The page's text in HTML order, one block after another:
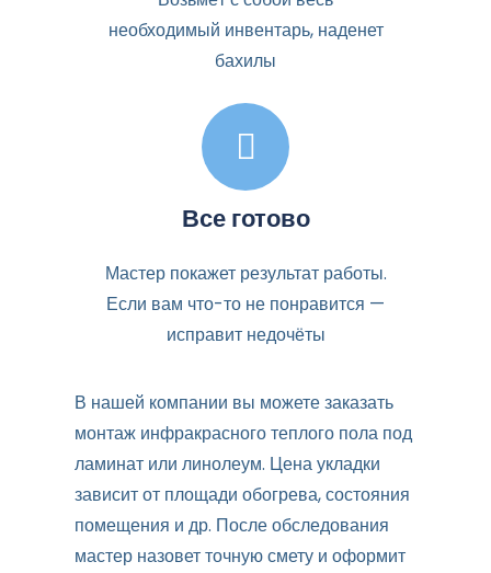
необходимый инвентарь, наденет
бахилы
Все готово
Мастер покажет результат работы.
Если вам что-то не понравится —
исправит недочёты
В нашей компании вы можете заказать
монтаж инфракрасного теплого пола под
ламинат или линолеум. Цена укладки
зависит от площади обогрева, состояния
помещения и др. После обследования
мастер назовет точную смету и оформит